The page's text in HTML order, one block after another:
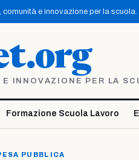
comunità e innovazione per la
E INNOVAZIONE PER LA
Formazione Scuola Lavoro
PUBBLICA